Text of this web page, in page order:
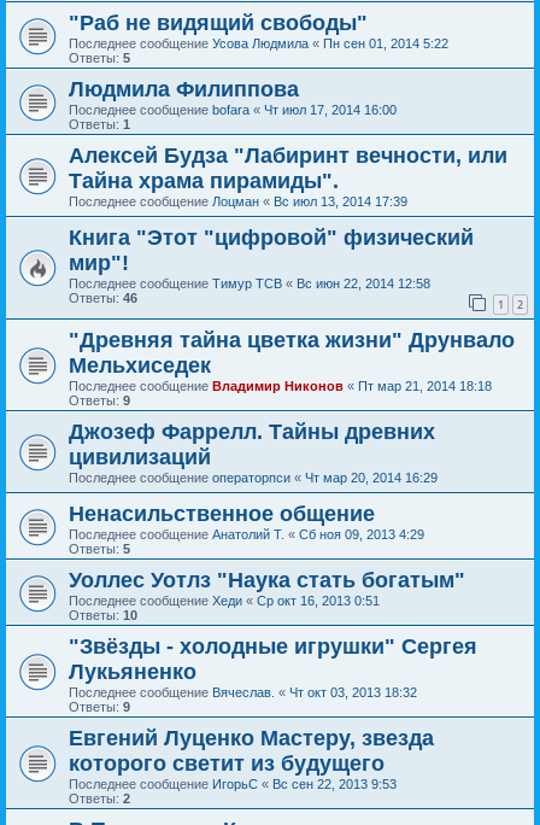
"Раб не видящий свободы"
Последнее сообщение Усова Людмила « Пн сен 01, 2014 5:22
Ответы: 5
Людмила Филиппова
Последнее сообщение bofara « Чт июл 17, 2014 16:00
Ответы: 1
Алексей Будза "Лабиринт вечности, или
Тайна храма пирамиды".
Последнее сообщение Лоцман « Вс июл 13, 2014 17:39
Книга "Этот "цифровой" физический
мир"!
Последнее сообщение Тимур ТСВ « Вс июн 22, 2014 12:58
Ответы: 46 1 2
"Древняя тайна цветка жизни" Друнвало
Мельхиседек
Последнее сообщение Владимир Никонов « Пт мар 21, 2014 18:18
Ответы: 9
Джозеф Фаррелл. Тайны древних
цивилизаций
Последнее сообщение операторпси « Чт мар 20, 2014 16:29
Ненасильственное общение
Последнее сообщение Анатолий Т. « Сб ноя 09, 2013 4:29
Ответы: 5
Уоллес Уотлз "Наука стать богатым"
Последнее сообщение Хеди « Ср окт 16, 2013 0:51
Ответы: 10
"Звёзды - холодные игрушки" Сергея
Лукьяненко
Последнее сообщение Вячеслав. « Чт окт 03, 2013 18:32
Ответы: 9
Евгений Луценко Мастеру, звезда
которого светит из будущего
Последнее сообщение ИгорьС « Вс сен 22, 2013 9:53
Ответы: 2